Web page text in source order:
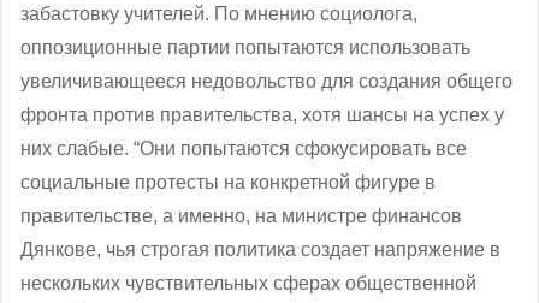
забастовку учителей. По мнению социолога,
оппозиционные партии попытаются использовать
увеличивающееся недовольство для создания общего
фронта против правительства, хотя шансы на успех у
них слабые. “Они попытаются сфокусировать все
социальные протесты на конкретной фигуре в
правительстве, а именно, на министре финансов
Дянкове, чья строгая политика создает напряжение в
нескольких чувствительных сферах общественной